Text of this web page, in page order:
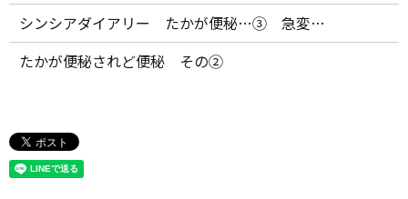
シンシアダイアリー たかが便秘…③ 急変…
たかが便秘されど便秘 その②